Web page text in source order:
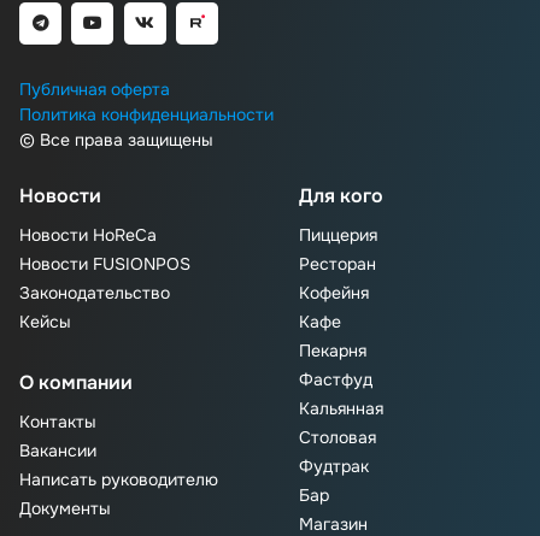
Публичная оферта
Политика конфиденциальности
© Все права защищены
Новости
Новости HoReCa
Новости FUSIONPOS
Законодательство
Кейсы
О компании
Контакты
Вакансии
Написать руководителю
Документы
Для кого
Пиццерия
Ресторан
Кофейня
Кафе
Пекарня
Фастфуд
Кальянная
Столовая
Фудтрак
Бар
Магазин